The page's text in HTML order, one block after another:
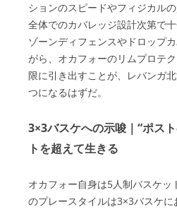
ションのスピードやフィジカル
全体でのカバレッジ設計次第で
ゾーンディフェンスやドロップ
がら、オカフォーのリムプロテ
限に引き出すことが、レバンガ
つになるはずだ。
3×3バスケへの示唆｜“ポス
トを超えて生きる
オカフォー自身は5人制バスケッ
のプレースタイルは3×3バスケ